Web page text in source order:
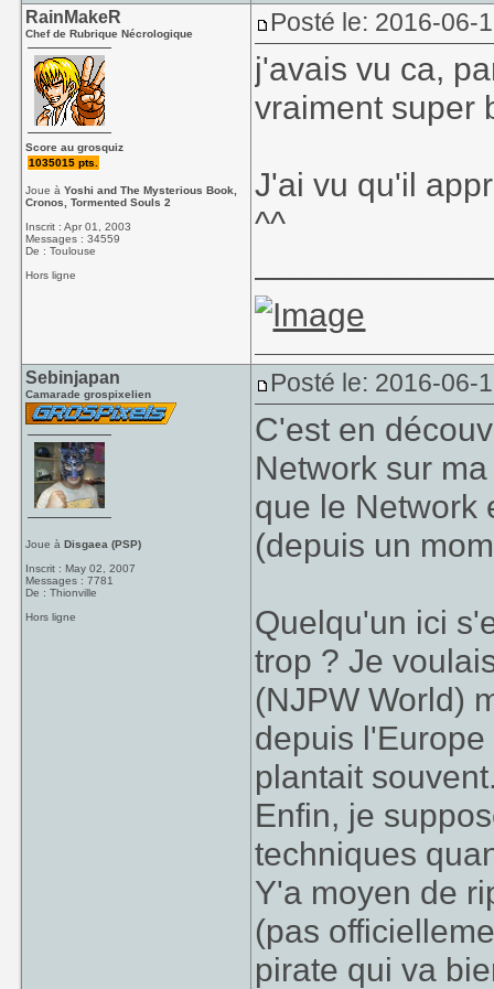
RainMakeR
Chef de Rubrique Nécrologique
Score au grosquiz
1035015 pts.
Joue àYoshi and The Mysterious Book,
Cronos, Tormented Souls 2
Inscrit : Apr 01, 2003
Messages : 34559
De : Toulouse
Hors ligne
Posté le: 2016-06-
j'avais vu ca,
vraiment super
J'ai vu qu'il
^^
Sebinjapan
Camarade grospixelien
Joue àDisgaea (PSP)
Inscrit : May 02, 2007
Messages : 7781
De : Thionville
Hors ligne
Posté le: 2016-06-
C'est en
Network sur
que le Network
(depuis un
Quelqu'un ici
trop ? Je
(NJPW World)
depuis
plantait
Enfin, je
techniques
Y'a moyen de
(pas
pirate qui va